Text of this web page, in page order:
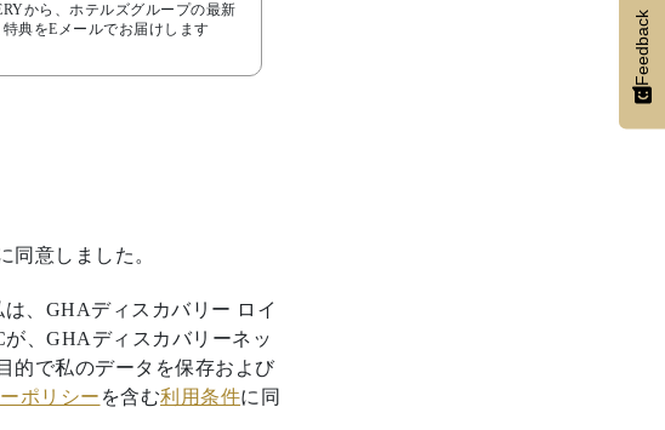
から、ホテルズグループの最新
典をEメールでお届けします
同意しました。
、GHAディスカバリー ロイ
、GHAディスカバリーネッ
的で私のデータを保存および
ポリシー を含む利用条件に同
Feedback